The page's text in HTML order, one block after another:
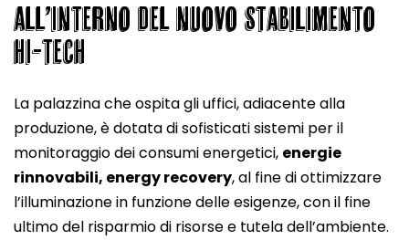
ALL’INTERNO DEL NUOVO STABILIMENTO
HI-TECH
La palazzina che ospita gli uffici, adiacente alla
produzione, è dotata di sofisticati sistemi per il
monitoraggio dei consumi energetici, energie
rinnovabili, energy recovery, al fine di ottimizzare
l’illuminazione in funzione delle esigenze, con il fine
ultimo del risparmio di risorse e tutela dell’ambiente.